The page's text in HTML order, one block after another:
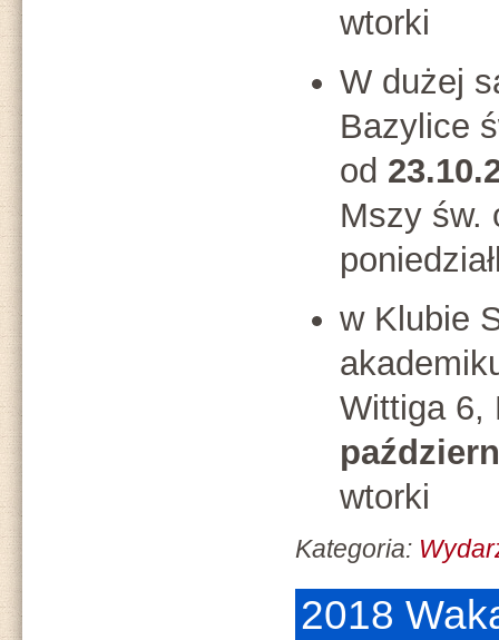
wtorki
W dużej
Bazylice
od
Mszy św.
w Klubie
Wittiga 6,
wtorki
Kategoria:
2018